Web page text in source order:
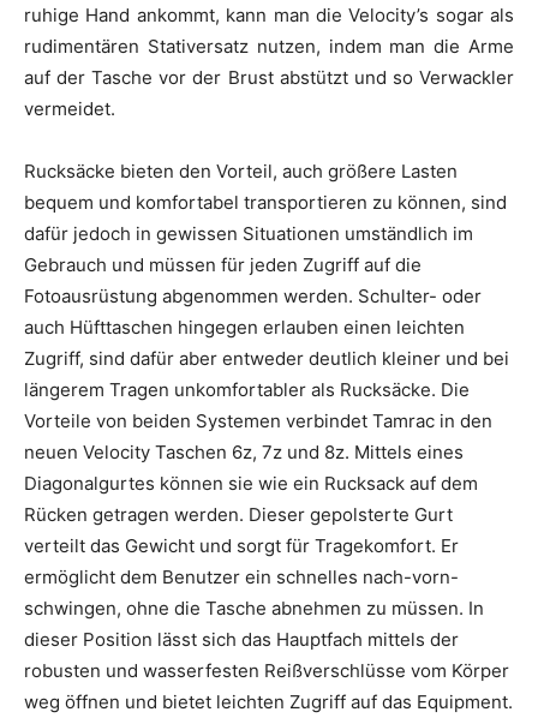
ruhige Hand ankommt, kann man die Velocity’s sogar als
rudimentären Stativersatz nutzen, indem man die Arme
auf der Tasche vor der Brust abstützt und so Verwackler
vermeidet.
Rucksäcke bieten den Vorteil, auch größere Lasten
bequem und komfortabel transportieren zu können, sind
dafür jedoch in gewissen Situationen umständlich im
Gebrauch und müssen für jeden Zugriff auf die
Fotoausrüstung abgenommen werden. Schulter- oder
auch Hüfttaschen hingegen erlauben einen leichten
Zugriff, sind dafür aber entweder deutlich kleiner und bei
längerem Tragen unkomfortabler als Rucksäcke. Die
Vorteile von beiden Systemen verbindet Tamrac in den
neuen Velocity Taschen 6z, 7z und 8z. Mittels eines
Diagonalgurtes können sie wie ein Rucksack auf dem
Rücken getragen werden. Dieser gepolsterte Gurt
verteilt das Gewicht und sorgt für Tragekomfort. Er
ermöglicht dem Benutzer ein schnelles nach-vorn-
schwingen, ohne die Tasche abnehmen zu müssen. In
dieser Position lässt sich das Hauptfach mittels der
robusten und wasserfesten Reißverschlüsse vom Körper
weg öffnen und bietet leichten Zugriff auf das Equipment.